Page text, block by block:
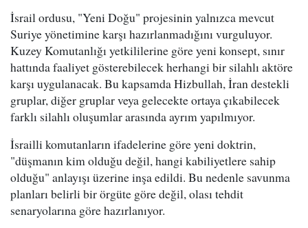
İsrail ordusu, "Yeni Doğu" projesinin yalnızca mevcut
Suriye yönetimine karşı hazırlanmadığını vurguluyor.
Kuzey Komutanlığı yetkililerine göre yeni konsept, sınır
hattında faaliyet gösterebilecek herhangi bir silahlı aktöre
karşı uygulanacak. Bu kapsamda Hizbullah, İran destekli
gruplar, diğer gruplar veya gelecekte ortaya çıkabilecek
farklı silahlı oluşumlar arasında ayrım yapılmıyor.
İsrailli komutanların ifadelerine göre yeni doktrin,
"düşmanın kim olduğu değil, hangi kabiliyetlere sahip
olduğu" anlayışı üzerine inşa edildi. Bu nedenle savunma
planları belirli bir örgüte göre değil, olası tehdit
senaryolarına göre hazırlanıyor.